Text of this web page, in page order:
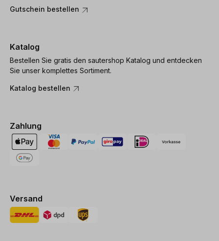
Gutschein bestellen
Katalog
Bestellen Sie gratis den sautershop Katalog und entdecken
Sie unser komplettes Sortiment.
Katalog bestellen
Zahlung
Versand